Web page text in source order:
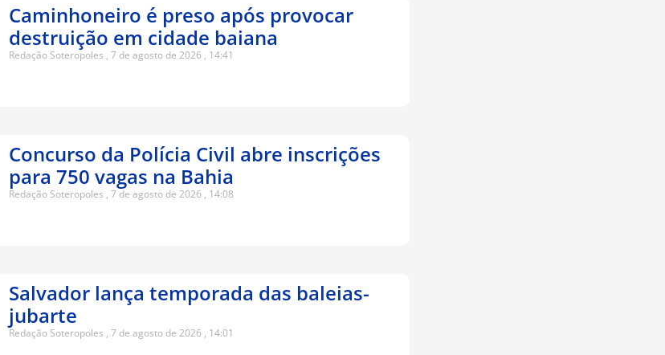
Caminhoneiro é preso após provocar
destruição em cidade baiana
Redação Soteropoles 7 de agosto de 2026 14:41
Concurso da Polícia Civil abre inscrições
para 750 vagas na Bahia
Redação Soteropoles 7 de agosto de 2026 14:08
Salvador lança temporada das baleias-
jubarte
Redação Soteropoles 7 de agosto de 2026 14:01